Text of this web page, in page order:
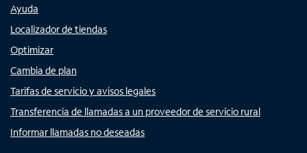
Ayuda
Localizador de tiendas
Optimizar
Cambia de plan
Tarifas de servicio y avisos legales
Transferencia de llamadas a un proveedor de servicio rural
Informar llamadas no deseadas